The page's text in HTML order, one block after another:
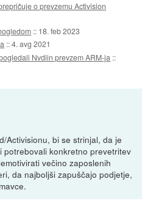
o prevzemu Activision
:: 18. feb 2023
::4. avg 2021
Nvdiin prevzem ARM-ja ::
Activisionu, bi se strinjal, da je
potrebovali konkretno prevetritev
večino zaposlenih
da najboljši zapuščajo podjetje,